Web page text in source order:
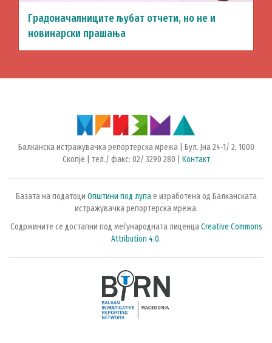
Градоначалниците љубат отчети, но не и
новинарски прашања
Балканска истражувачка репортерска мрежа | Бул. Јна 24-1/ 2, 1000
Скопје | тел./ факс: 02/ 3290 280 | Контакт
Базата на податоци Општини под лупае изработена од Балканската
истражувачка репортерска мрежа.
Содржините се достапни под меѓународната лиценцаCreative Commons
Attribution 4.0.